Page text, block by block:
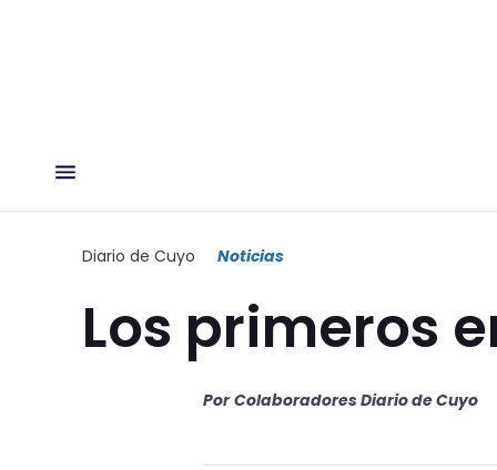
Diario de Cuyo Noticias
Los primeros
Por Colaboradores Diario de Cuyo